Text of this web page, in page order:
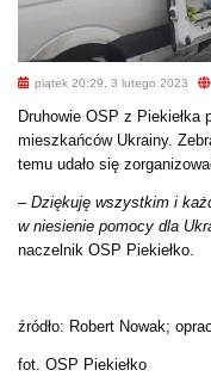
piątek 20:29, 3 lutego 2023
Druhowie OSP z Piekiełka
mieszkańców Ukrainy.
temu udało się
– Dziękuję wszystkim i
w niesienie pomocy dla
naczelnik OSP Piekiełko.
źródło: Robert Nowak;
fot. OSP Piekiełko